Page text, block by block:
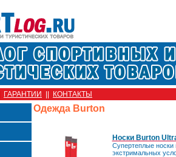
ГАРАНТИИ КОНТАКТЫ
Одежда Burton
Носки Burton
Супертеплые носки
экстримальных